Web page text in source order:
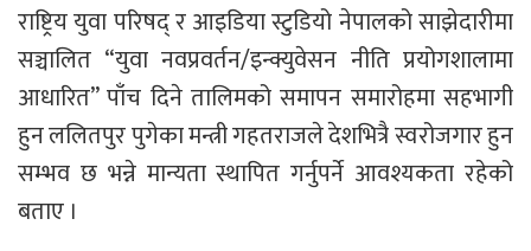
राष्ट्रिय युवा परिषद् र आइडिया स्टुडियो नेपालको साझेदारीमा
सञ्चालित “युवा नवप्रवर्तन/इन्क्युवेसन नीति प्रयोगशालामा
आधारित” पाँच दिने तालिमको समापन समारोहमा सहभागी
हुन ललितपुर पुगेका मन्त्री गहतराजले देशभित्रै स्वरोजगार हुन
सम्भव छ भन्ने मान्यता स्थापित गर्नुपर्ने आवश्यकता रहेको
बताए ।